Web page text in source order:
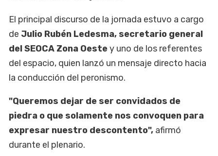
El principal discurso de la jornada estuvo a cargo
de Julio Rubén Ledesma, secretario general
del SEOCA Zona Oeste y uno de los referentes
del espacio, quien lanzó un mensaje directo hacia
la conducción del peronismo.
"Queremos dejar de ser convidados de
piedra o que solamente nos convoquen para
expresar nuestro descontento", afirmó
durante el plenario.